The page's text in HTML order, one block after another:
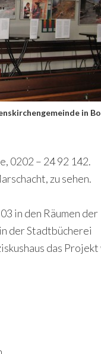
in
0202 – 24 92 142.
zu sehen.
in den Räumen der
der Stadtbücherei
das Projekt